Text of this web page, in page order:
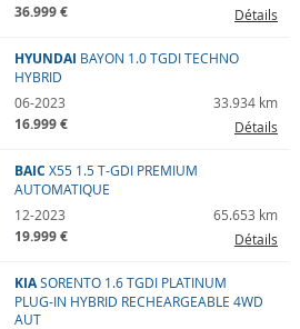
36.999 € Détails
HYUNDAI BAYON 1.0 TGDI TECHNO
HYBRID
06-2023
33.934 km
16.999 € Détails
BAIC X55 1.5 T-GDI PREMIUM
AUTOMATIQUE
12-2023
65.653 km
19.999 € Détails
KIASORENTO 1.6 TGDI PLATINUM
PLUG-IN HYBRID RECHEARGEABLE 4WD
AUT